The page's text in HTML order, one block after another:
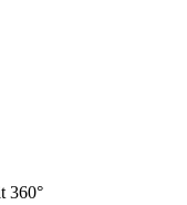
360°